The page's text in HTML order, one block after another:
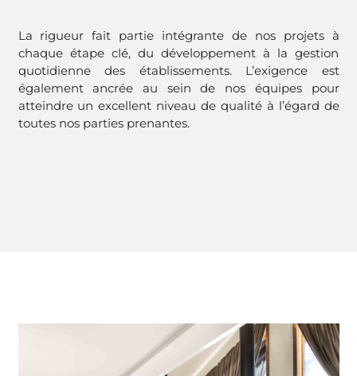
La rigueur fait partie intégrante de nos projets à
chaque étape clé, du développement à la gestion
quotidienne des établissements. L’exigence est
également ancrée au sein de nos équipes pour
atteindre un excellent niveau de qualité à l’égard de
toutes nos parties prenantes.